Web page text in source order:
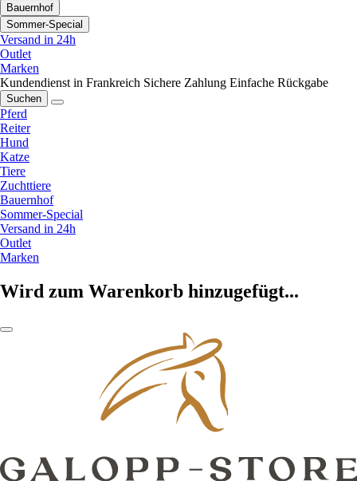
Bauernhof
Sommer-Special
Versand in 24h
Outlet
Marken
Kundendienst in Frankreich Sichere Zahlung Einfache Rückgabe
Suchen
Pferd
Reiter
Hund
Katze
Tiere
Zuchttiere
Bauernhof
Sommer-Special
Versand in 24h
Outlet
Marken
Wird zum Warenkorb hinzugefügt...